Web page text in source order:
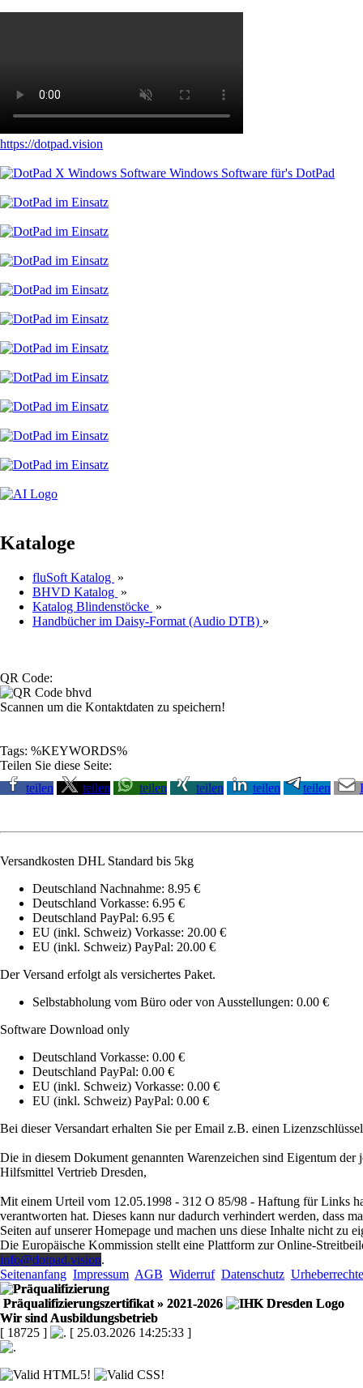
https://dotpad.vision
Windows Software für's DotPad
Kataloge
fluSoft Katalog »
BHVD Katalog »
Katalog Blindenstöcke »
Handbücher im Daisy-Format (Audio DTB) »
QR Code:
Scannen um die Kontaktdaten zu speichern!
Tags: %KEYWORDS%
Teilen Sie diese Seite:
teilen
teilen teilen teilen teilen teilen
Versandkosten DHL Standard bis 5kg
Deutschland Nachnahme: 8.95 €
Deutschland Vorkasse: 6.95 €
Deutschland PayPal: 6.95 €
EU (inkl. Schweiz) Vorkasse: 20.00 €
EU (inkl. Schweiz) PayPal: 20.00 €
Der Versand erfolgt als versichertes Paket.
Selbstabholung vom Büro oder von Ausstellungen: 0.00 €
Software Download only
Deutschland Vorkasse: 0.00 €
Deutschland PayPal: 0.00 €
EU (inkl. Schweiz) Vorkasse: 0.00 €
EU (inkl. Schweiz) PayPal: 0.00 €
Bei dieser Versandart erhalten Sie per Email z.B. einen
Die in diesem Dokument genannten Warenzeichen sind Eigentum
Hilfsmittel Vertrieb Dresden,
Mit einem Urteil vom 12.05.1998 - 312 O 85/98 - Haftung für Links
verantworten hat. Dieses kann nur dadurch verhindert werden, dass
Seiten auf unserer Homepage und machen uns diese Inhalte nicht
Die Europäische Kommission stellt eine Plattform zur Online-
info@dotpad.vision.
Seitenanfang Impressum AGB Widerruf Datenschutz Urheberrechte
Präqualifizierungszertifikat » 2021-2026
Wir sind Ausbildungsbetrieb
[ 18725 ]
[ 25.03.2026 14:25:33 ]